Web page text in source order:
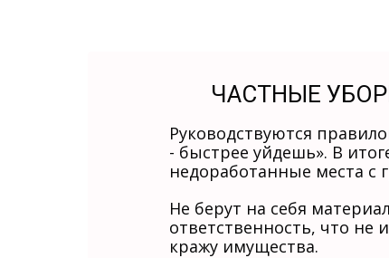
ЧАСТНЫЕ
Руководствуются
- быстрее уйдешь». В
недоработанные места с
Не берут на себя
ответственность, что не
кражу имущества.